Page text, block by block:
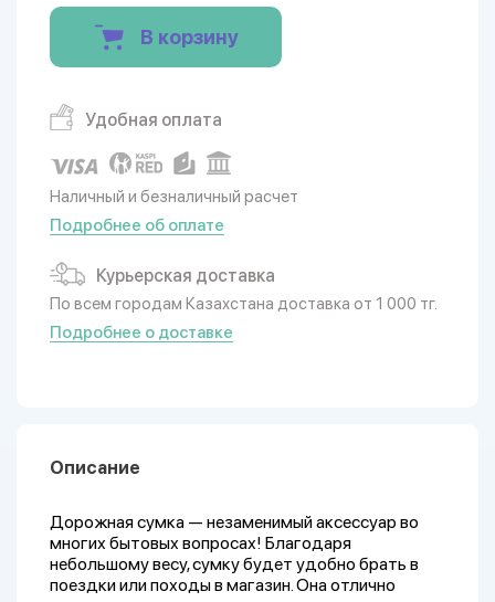
В корзину
Удобная оплата
Наличный и безналичный расчет
Подробнее об оплате
Курьерская доставка
По всем городам Казахстана доставка от 1 000 тг.
Подробнее о доставке
Описание
Дорожная сумка — незаменимый аксессуар во
многих бытовых вопросах! Благодаря
небольшому весу, сумку будет удобно брать в
поездки или походы в магазин. Она отлично